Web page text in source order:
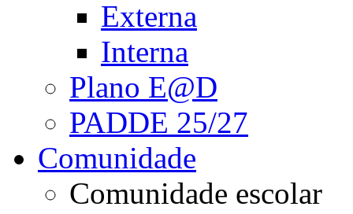
Externa
Interna
Plano E@D
PADDE 25/27
Comunidade
Comunidade escolar